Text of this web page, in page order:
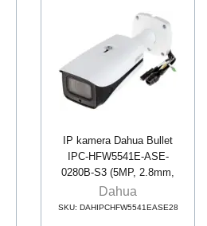
IP kamera Dahua Bullet
IPC-HFW5541E-ASE-
0280B-S3 (5MP, 2.8mm,
WizMind, IR 50m, ePoE,
IP67)
Dahua
SKU: DAHIPCHFW5541EASE28